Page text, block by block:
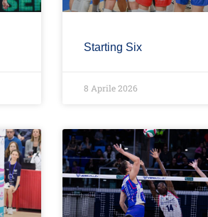
Starting Six
8 Aprile 2026